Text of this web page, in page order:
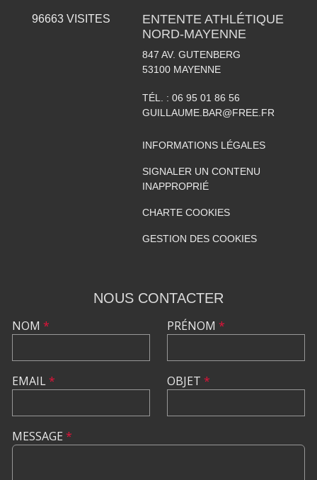
96663VISITES
ENTENTE ATHLÉTIQUE
NORD-MAYENNE
847 AV. GUTENBERG
53100 MAYENNE
TÉL. : 06 95 01 86 56
GUILLAUME.BAR@FREE.FR
INFORMATIONS LÉGALES
SIGNALER UN CONTENU
INAPPROPRIÉ
CHARTE COOKIES
GESTION DES COOKIES
NOUS CONTACTER
NOM *
EMAIL*
PRÉNOM *
OBJET *
MESSAGE *